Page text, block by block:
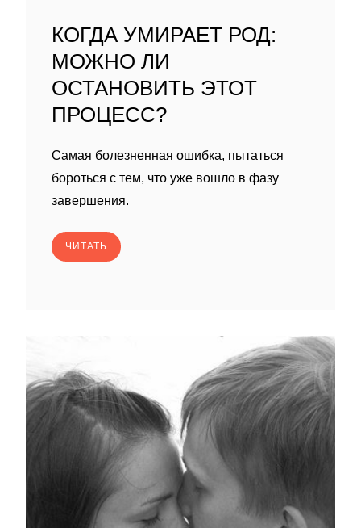
КОГДА УМИРАЕТ РОД:
МОЖНО ЛИ
ОСТАНОВИТЬ ЭТОТ
ПРОЦЕСС?
Самая болезненная ошибка, пытаться
бороться с тем, что уже вошло в фазу
завершения.
ЧИТАТЬ